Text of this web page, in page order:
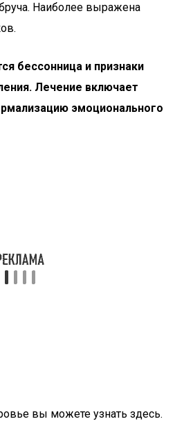
Наиболее выражена
бессонница и признаки
Лечение включает
эмоционального
вы можете узнать здесь.